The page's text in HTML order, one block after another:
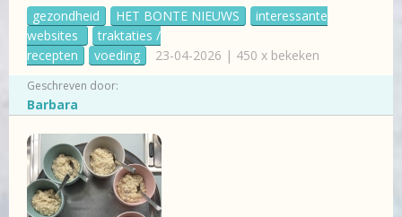
gezondheid HET BONTE NIEUWS
interessante
websites
traktaties /
recepten
voeding 23-04-2026 | 450 x bekeken
Geschreven door:
Barbara